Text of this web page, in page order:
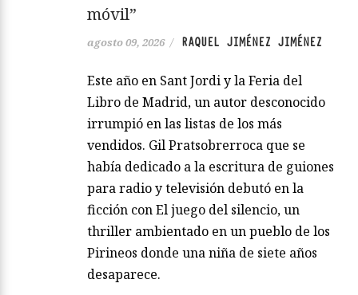
móvil”
agosto 09, 2026 / RAQUEL JIMÉNEZ JIMÉNEZ
Este año en Sant Jordi y la Feria del
Libro de Madrid, un autor desconocido
irrumpió en las listas de los más
vendidos. Gil Pratsobrerroca que se
había dedicado a la escritura de guiones
para radio y televisión debutó en la
ficción con El juego del silencio, un
thriller ambientado en un pueblo de los
Pirineos donde una niña de siete años
desaparece.